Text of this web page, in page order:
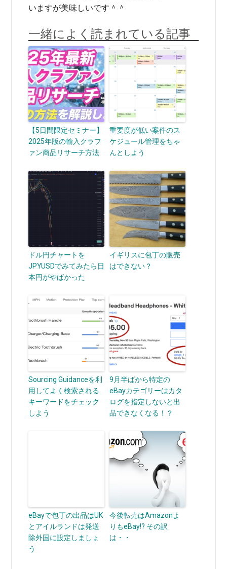
いますが美味しいです＾＾
一緒によく読まれている記事
【5日間限定セミナー】
2025年版の輸入クラフ
ァン商品リサーチ方法
重要度が低い案件のス
ケジュール管理をちゃ
んとしよう
ドル円チャートを
JPYUSDでみてみたら日
本円がやばかった
イギリスに包丁の販売
はできない？
Sourcing Guidanceを利
用してよく検索される
キーワードをチェック
しよう
9月半ばから特定の
eBayカテゴリーはカタ
ログを指定しないと出
品できなくなる！？
eBayで包丁の出品はUK
とアイルランドは発送
除外国に設定しましょ
う
今後転売はAmazonよ
りもeBay!? その訳
は・・